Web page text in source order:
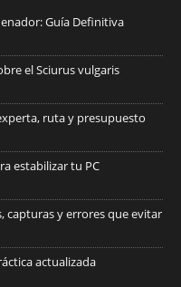
Guía Definitiva
el Sciurus vulgaris
ruta y presupuesto
estabilizar tu PC
capturas y errores que evitar
actualizada